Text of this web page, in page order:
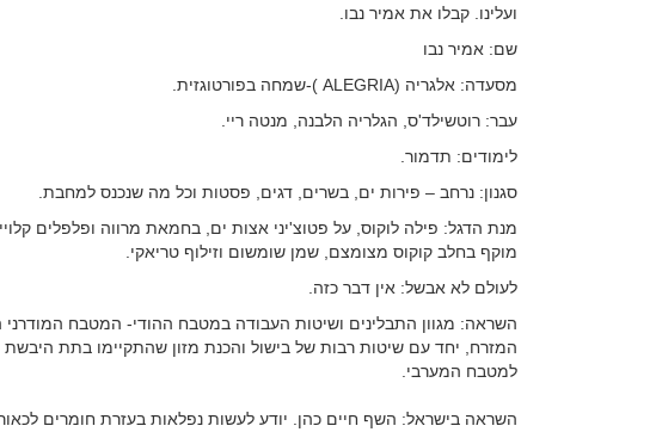
ועלינו. קבלו את אמיר נבו.
שם: אמיר נבו
מסעדה: אלגריה (ALEGRIA )-שמחה בפורטוגזית.
עבר: רוטשילד'ס, הגלריה הלבנה, מנטה ריי.
לימודים: תדמור.
סגנון: נרחב – פירות ים, בשרים, דגים, פסטות וכל מה שנכנס למחבת.
מנת הדגל: פילה לוקוס, על פטוצ'יני אצות ים, בחמאת מרווה ופלפלים
מוקף בחלב קוקוס מצומצם, שמן שומשום וזילוף טריאקי.
לעולם לא אבשל: אין דבר כזה.
השראה: מגוון התבלינים ושיטות העבודה במטבח ההודי- המטבח
המזרח, יחד עם שיטות רבות של בישול והכנת מזון שהתקיימו בתת היבשת
למטבח המערבי.
השראה בישראל: השף חיים כהן. יודע לעשות נפלאות בעזרת חומרים